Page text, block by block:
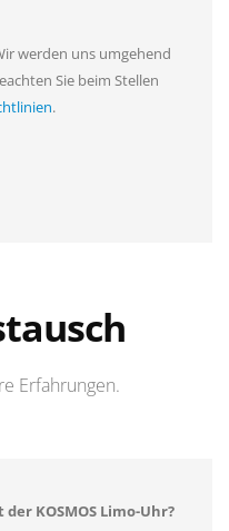
werden uns umgehend
Sie beim Stellen
.
Erfahrungen.
KOSMOS Limo-Uhr?